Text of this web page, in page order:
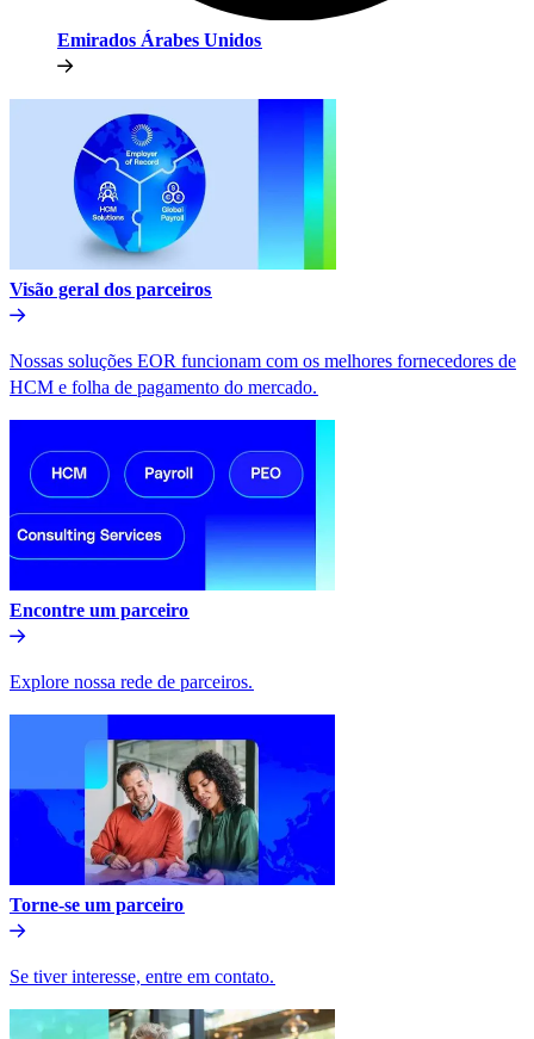
Emirados Árabes Unidos​​
Visão geral dos parceiros​​
Nossas soluções EOR funcionam com os melhores fornecedores de
HCM e folha de pagamento do mercado.​​
Encontre um parceiro​​
Explore nossa rede de parceiros.​​
Torne-se um parceiro​​
Se tiver interesse, entre em contato.​​